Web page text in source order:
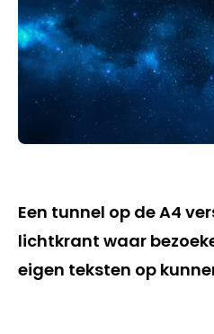
Een tunnel op de A4
lichtkrant waar
eigen teksten op